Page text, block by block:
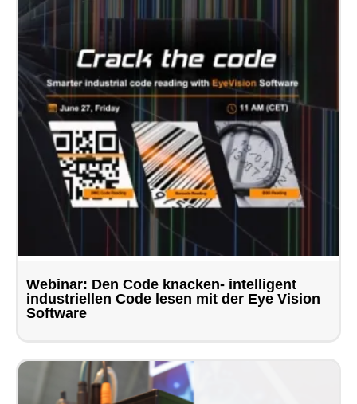
Webinar: Den Code knacken- intelligent
industriellen Code lesen mit der Eye Vision
Software